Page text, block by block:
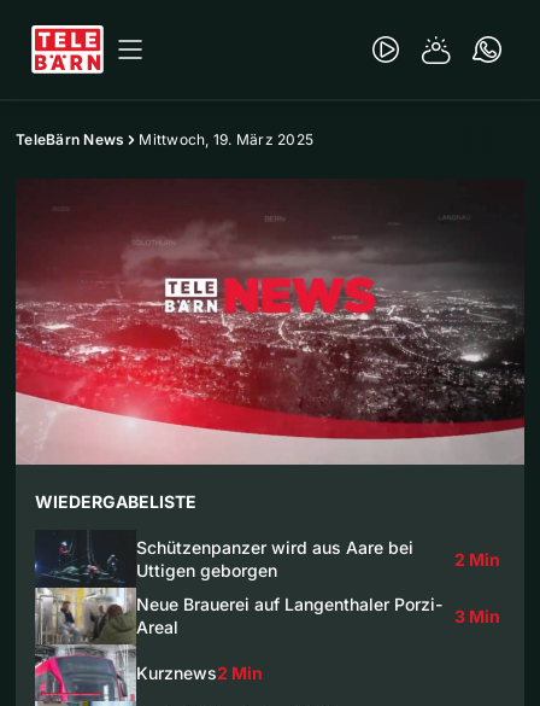
TeleBärn News Mittwoch, 19. März 2025
WIEDERGABELISTE
Schützenpanzer wird aus Aare bei
Uttigen geborgen
2 Min
Neue Brauerei auf Langenthaler Porzi-
Areal
3 Min
Kurznews2 Min